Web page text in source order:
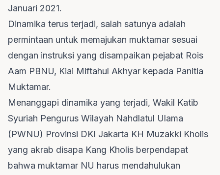
Januari 2021.
Dinamika terus terjadi, salah satunya adalah
permintaan untuk memajukan muktamar sesuai
dengan instruksi yang disampaikan pejabat Rois
Aam PBNU, Kiai Miftahul Akhyar kepada Panitia
Muktamar.
Menanggapi dinamika yang terjadi, Wakil Katib
Syuriah Pengurus Wilayah Nahdlatul Ulama
(PWNU) Provinsi DKI Jakarta KH Muzakki Kholis
yang akrab disapa Kang Kholis berpendapat
bahwa muktamar NU harus mendahulukan